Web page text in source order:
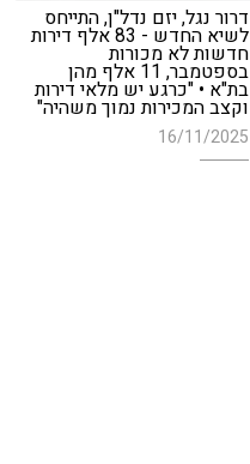
דרור נגל, יזם נדל"ן, התייחס
לשיא החדש - 83 אלף דירות
חדשות לא מכורות
בספטמבר, 11 אלף מהן
בת"א • "כרגע יש מלאי דירות
וקצב המכירות נמוך משהיה"
16/11/2025